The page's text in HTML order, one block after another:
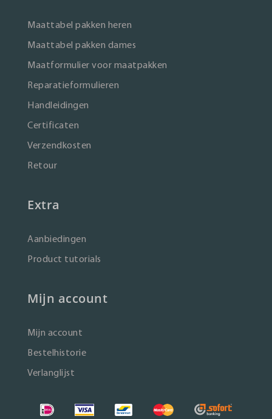
Maattabel pakken heren
Maattabel pakken dames
Maatformulier voor maatpakken
Reparatieformulieren
Handleidingen
Certificaten
Verzendkosten
Retour
Extra
Aanbiedingen
Product tutorials
Mijn account
Mijn account
Bestelhistorie
Verlanglijst